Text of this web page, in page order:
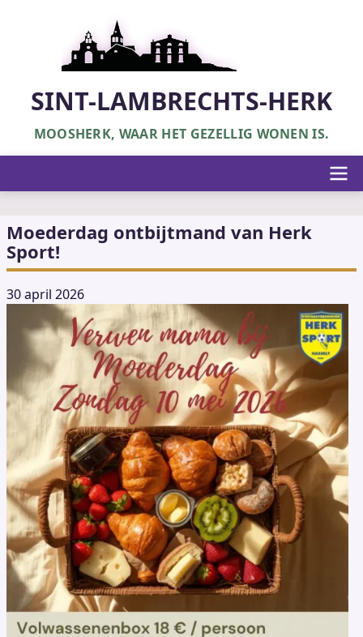
SINT-LAMBRECHTS-HERK
MOOSHERK, WAAR HET GEZELLIG WONEN IS.
Moederdag ontbijtmand van Herk
Sport!
30 april 2026